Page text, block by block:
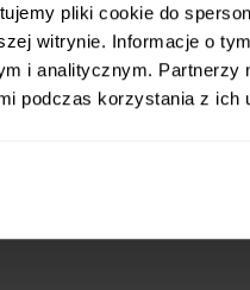
pliki cookie do
witrynie. Informacje o
i analitycznym. Partnerzy
podczas korzystania z ich
puszystą włókniną, dzięki